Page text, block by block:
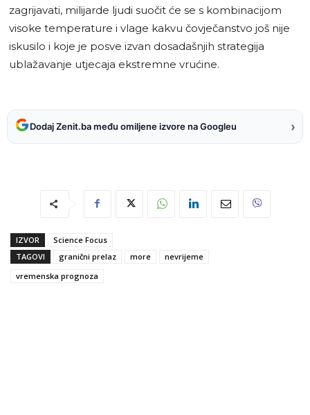
zagrijavati, milijarde ljudi suočit će se s kombinacijom
visoke temperature i vlage kakvu čovječanstvo još nije
iskusilo i koje je posve izvan dosadašnjih strategija
ublažavanje utjecaja ekstremne vrućine.
Dodaj Zenit.ba među omiljene izvore na Googleu ›
IZVOR
Science Focus
TAGOVI
granični prelaz more
nevrijeme
vremenska prognoza